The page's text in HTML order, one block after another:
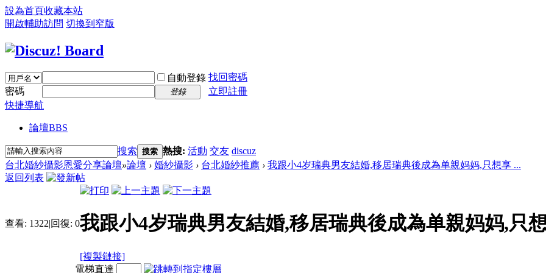
設為首頁收藏本站
開啟輔助訪問 切換到窄版
自動登錄 找回密碼
密碼
登錄
立即註冊
快捷導航
論壇BBS
搜索 搜索 熱搜: 活動 交友 discuz
台北婚紗攝影恩愛分享論壇»論壇 › 婚紗攝影 › 台北婚紗推薦 › 我跟小4岁瑞典男友結婚,移居瑞典後成為单親妈妈,只想享 ...
返回列表
查看: 1322|回復: 0我跟小4岁瑞典男友結婚,移居瑞典後成為单親妈妈,只
[複製鏈接]
電梯直達